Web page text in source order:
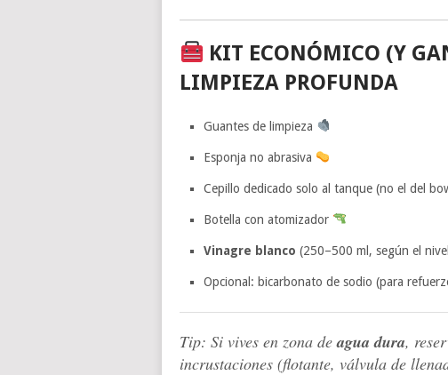
KIT ECONÓMICO (Y
LIMPIEZA PROFUNDA
Guantes de limpieza
Esponja no abrasiva
Cepillo dedicado solo al tanque (no el del
Botella con atomizador
Vinagre blanco (250–500 ml, según el
Opcional: bicarbonato de sodio (para
Tip: Si vives en zona deagua dura,
incrustaciones (flotante, válvula de